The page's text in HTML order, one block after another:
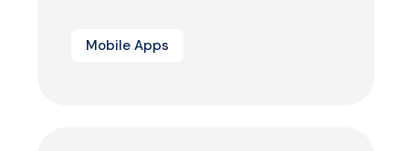
Mobile Apps